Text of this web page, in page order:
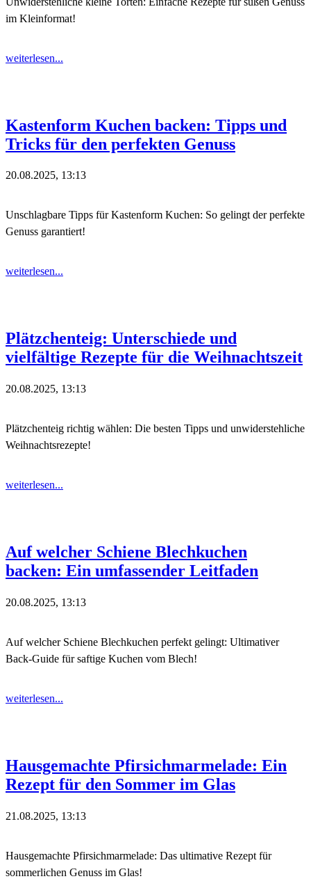
im Kleinformat!
weiterlesen...
Kastenform Kuchen backen: Tipps und
Tricks für den perfekten Genuss
20.08.2025, 13:13
Unschlagbare Tipps für Kastenform Kuchen: So gelingt der perfekte
Genuss garantiert!
weiterlesen...
Plätzchenteig: Unterschiede und
vielfältige Rezepte für die Weihnachtszeit
20.08.2025, 13:13
Plätzchenteig richtig wählen: Die besten Tipps und unwiderstehliche
Weihnachtsrezepte!
weiterlesen...
Auf welcher Schiene Blechkuchen
backen: Ein umfassender Leitfaden
20.08.2025, 13:13
Auf welcher Schiene Blechkuchen perfekt gelingt: Ultimativer
Back-Guide für saftige Kuchen vom Blech!
weiterlesen...
Hausgemachte Pfirsichmarmelade: Ein
Rezept für den Sommer im Glas
21.08.2025, 13:13
Hausgemachte Pfirsichmarmelade: Das ultimative Rezept für
sommerlichen Genuss im Glas!